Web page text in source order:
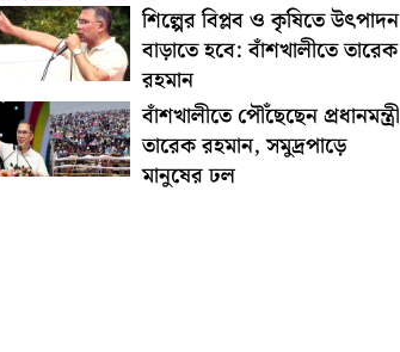
শিল্পের বিপ্লব ও কৃষিতে উৎপাদন
বাড়াতে হবে: বাঁশখালীতে তারেক
রহমান
বাঁশখালীতে পৌঁছেছেন প্রধানমন্ত্রী
তারেক রহমান, সমুদ্রপাড়ে
মানুষের ঢল